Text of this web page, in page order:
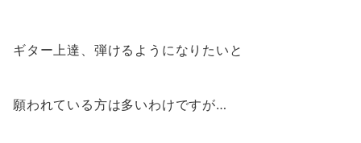
ギター上達、弾けるようになりたいと
願われている方は多いわけですが…